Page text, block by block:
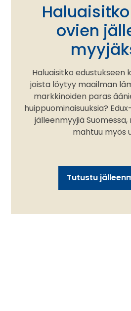
ovien
Haluaisitko edustukseen
joista löytyy maailman
markkinoiden paras
huippuominaisuuksia?
jälleenmyyjiä
mahtuu myös
Tutustu